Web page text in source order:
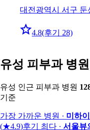
대전광역시 서구 둔
4.8(후기 28)
유성 피부과 병원
유성 인근 피부과 병원
기준
가장 가까운 병원 · 미하
(★4.9)후기 최다 · 서울뷰